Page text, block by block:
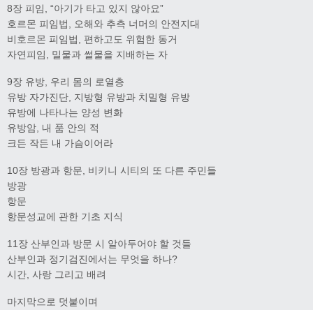
8장 피임, “아기가 타고 있지 않아요”
호르몬 피임법, 오해와 추측 너머의 안전지대
비호르몬 피임법, 편하고도 위험한 동거
자연피임, 밀물과 썰물을 지배하는 자
9장 유방, 우리 몸의 로열층
유방 자가진단, 지방형 유방과 치밀형 유방
유방에 나타나는 양성 변화
유방암, 내 품 안의 적
크든 작든 내 가슴이어라
10장 방광과 항문, 비키니 시티의 또 다른 주민들
방광
항문
항문성교에 관한 기초 지식
11장 산부인과 방문 시 알아두어야 할 것들
산부인과 정기검진에서는 무엇을 하나?
시간, 사랑 그리고 배려
마지막으로 덧붙이며